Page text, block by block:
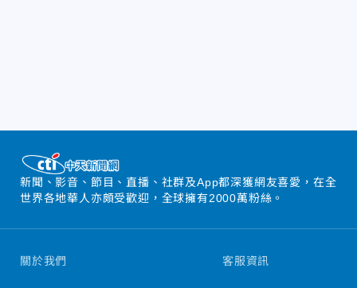
新聞、影音、節目、直播、社群及App都深獲網友喜愛，在全
世界各地華人亦頗受歡迎，全球擁有2000萬粉絲。
關於我們 客服資訊